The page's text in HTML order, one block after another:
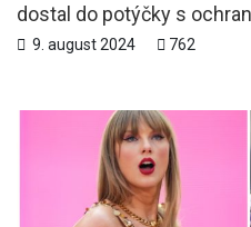
dostal do potýčky s
9. august 2024 762